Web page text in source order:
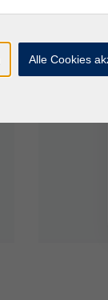
Alle Cookies